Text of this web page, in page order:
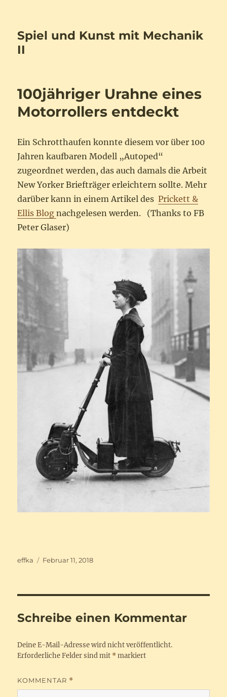
Spiel und Kunst mit Mechanik
II
100jähriger Urahne eines
Motorrollers entdeckt
Ein Schrotthaufen konnte diesem vor über 100
Jahren kaufbaren Modell „Autoped“
zugeordnet werden, das auch damals die Arbeit
New Yorker Briefträger erleichtern sollte. Mehr
darüber kann in einem Artikel desPrickett &
Ellis Blognachgelesen werden. (Thanks to FB
Peter Glaser)
Autor
effka
Veröffentlicht
Februar 11, 2018
Schreibe einen Kommentar
Deine E-Mail-Adresse wird nicht veröffentlicht.
Erforderliche Felder sind mit * markiert
KOMMENTAR *